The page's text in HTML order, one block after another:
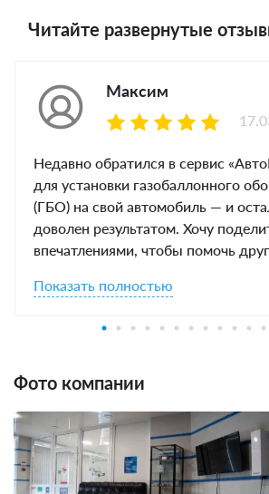
Читайте развернутые
Максим
Недавно обратился в сервис
для установки газобаллонного
(ГБО) на свой автомобиль — и
доволен результатом. Хочу
впечатлениями, чтобы помочь
Показать полностью
Фото компании